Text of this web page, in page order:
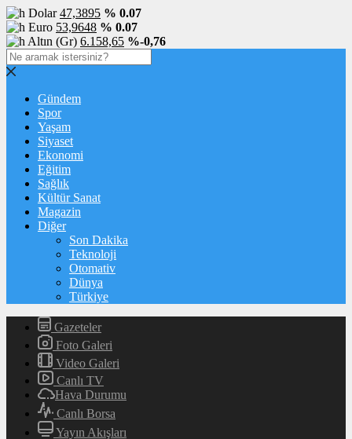
Dolar47,3895 % 0.07
Euro 53,9648 % 0.07
Altın (Gr) 6.158,65 %-0,76
Gündem
Spor
Yaşam
Siyaset
Ekonomi
Eğitim
Sağlık
Kültür Sanat
Magazin
Diğer
Son Dakika
Teknoloji
Otomativ
Dünya
Türkiye
Gazeteler
Foto Galeri
Video Galeri
Canlı TV
Hava Durumu
Canlı Borsa
Yayın Akışları